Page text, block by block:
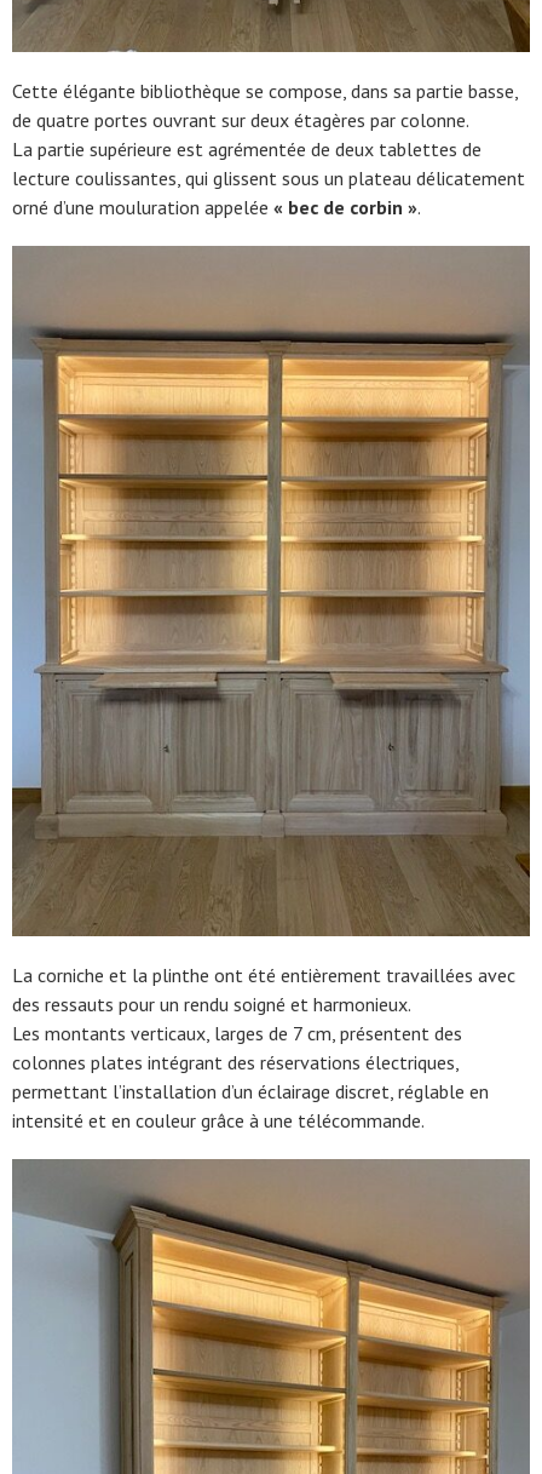
Cette élégante bibliothèque se compose, dans sa partie basse,
de quatre portes ouvrant sur deux étagères par colonne.
La partie supérieure est agrémentée de deux tablettes de
lecture coulissantes, qui glissent sous un plateau délicatement
orné d’une mouluration appelée « bec de corbin ».
La corniche et la plinthe ont été entièrement travaillées avec
des ressauts pour un rendu soigné et harmonieux.
Les montants verticaux, larges de 7 cm, présentent des
colonnes plates intégrant des réservations électriques,
permettant l’installation d’un éclairage discret, réglable en
intensité et en couleur grâce à une télécommande.